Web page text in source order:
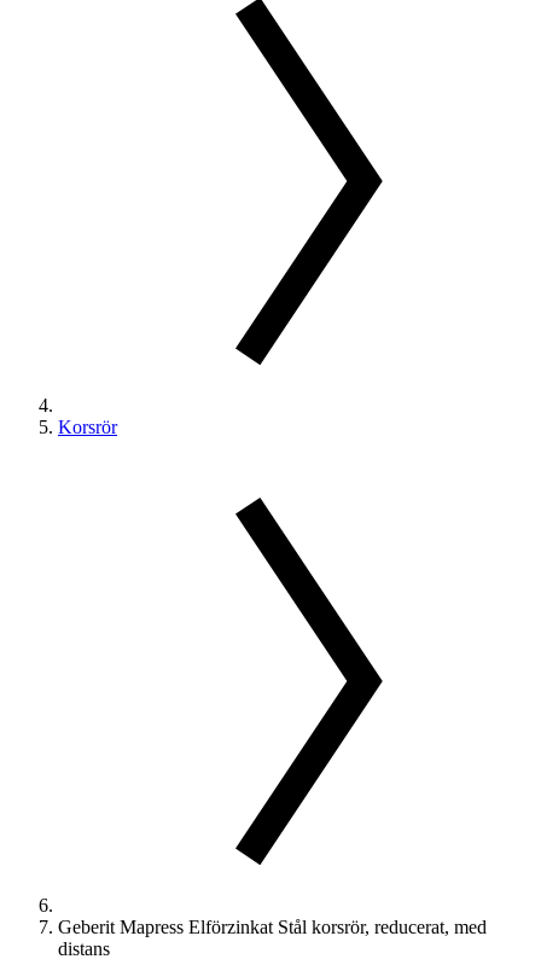
Korsrör
Geberit Mapress Elförzinkat Stål korsrör, reducerat, med
distans